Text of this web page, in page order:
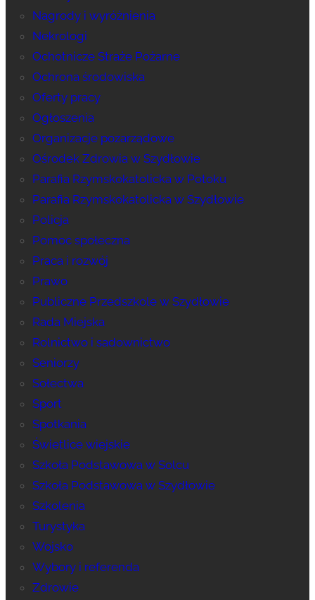
Nagrody i wyróżnienia
Nekrologi
Ochotnicze Straże Pożarne
Ochrona środowiska
Oferty pracy
Ogłoszenia
Organizacje pozarządowe
Ośrodek Zdrowia w Szydłowie
Parafia Rzymskokatolicka w Potoku
Parafia Rzymskokatolicka w Szydłowie
Policja
Pomoc społeczna
Praca i rozwój
Prawo
Publiczne Przedszkole w Szydłowie
Rada Miejska
Rolnictwo i sadownictwo
Seniorzy
Sołectwa
Sport
Spotkania
Świetlice wiejskie
Szkoła Podstawowa w Solcu
Szkoła Podstawowa w Szydłowie
Szkolenia
Turystyka
Wojsko
Wybory i referenda
Zdrowie